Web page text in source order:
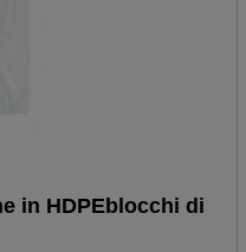
in HDPEblocchi di